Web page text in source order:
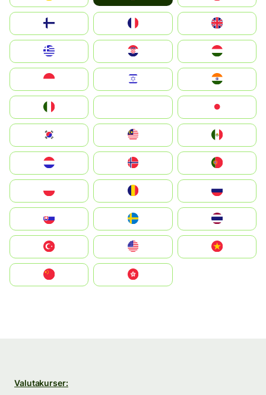
United Kingdom
Magyarország
South Korea
United States
中國香港特別行政區
Valutakurser: